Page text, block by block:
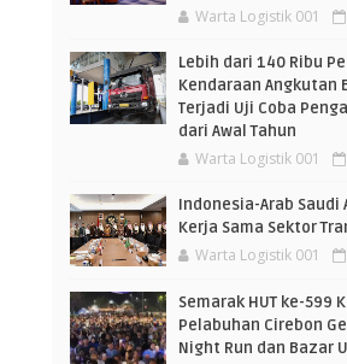
Warta Logistik 001
Lebih dari 140 Ribu
Kendaraan Angkutan
Terjadi Uji Coba
dari Awal Tahun
Warta Logistik 001
Indonesia-Arab Saudi
Kerja Sama Sektor
Warta Logistik 001
Semarak HUT ke-599
Pelabuhan Cirebon
Night Run dan Bazar